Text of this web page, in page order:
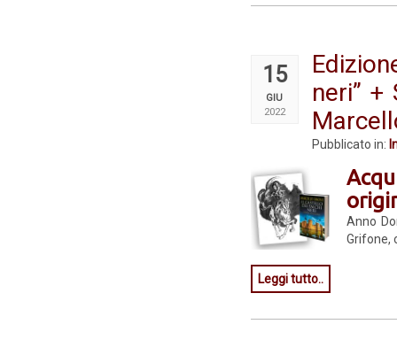
15
GIU
2022
neri” +
Pubblicato in:
Anno
Grifone,
Leggi tutto..